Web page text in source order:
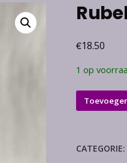
€18.50
1 op
Rubeliet
sculptuur
CATEGORIE: